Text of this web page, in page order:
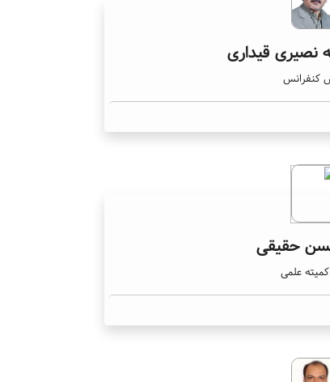
نصیری قیداری
کنفرانس
حقیقی
علمی